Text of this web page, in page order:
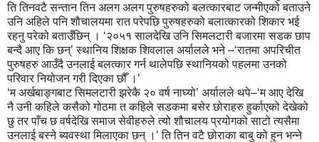
ति तिनवटै सन्तान तिन अलग अलग पुरुषहरुको बलत्कारबाट जन्मीएको बताउने
उनि अहिले पनि शौचालयमा रात परेपछि पुरुषहरुको बलात्कारको शिकार भई
रहनु परेको बताउँछिन् । ‘२०५१ सालदेखि उनि सिमलटारी बजारमा सडक छाप
बन्दै आए कि छन्’ स्थानिय शिक्षक शिवलाल अर्यालले भने –‘रातमा अपरिचीत
पुरुषहरु आउँदै उनलाई बलत्कार गर्न थालेपछि स्थानियको पहलमा उनको
परिवार नियोजन गरी दिएका छौँ ।’
‘म अर्खबाङ्गबाट सिमलटारी झरेकै २० वर्ष नाघ्यो’ अर्यालले थपे–‘म आए देखि
नै उनी कहिले कसैको गोठमा त कहिले सडकमा बसेर छोराहरु हुर्काएको देखेको
छु तर पाँच छ वर्षदेखि समाज सेवीहरुले त्यो शौचालय प्रयोगको साटो त्यसैमा
उनलाई बस्ने ब्यवस्था मिलाएका छन् ।’ ति तिन वटै छोराका बाबु को हुन भन्ने